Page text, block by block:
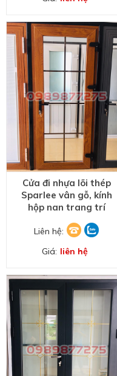
Cửa đi nhựa lõi thép
Sparlee vân gỗ, kính
hộp nan trang trí
Liên hệ:
Giá: liên hệ